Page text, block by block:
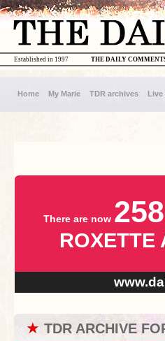
THE DAILY
Established in 1997
Home My Marie TDR archives Live
There are now
ROXETTE
★ TDR ARCHIVE